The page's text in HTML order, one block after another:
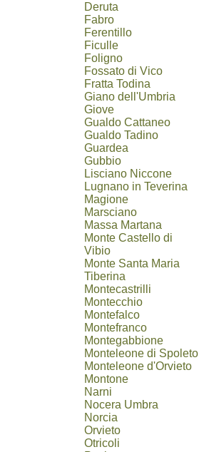
Deruta
Fabro
Ferentillo
Ficulle
Foligno
Fossato di Vico
Fratta Todina
Giano dell'Umbria
Giove
Gualdo Cattaneo
Gualdo Tadino
Guardea
Gubbio
Lisciano Niccone
Lugnano in Teverina
Magione
Marsciano
Massa Martana
Monte Castello di
Vibio
Monte Santa Maria
Tiberina
Montecastrilli
Montecchio
Montefalco
Montefranco
Montegabbione
Monteleone di Spoleto
Monteleone d'Orvieto
Montone
Narni
Nocera Umbra
Norcia
Orvieto
Otricoli